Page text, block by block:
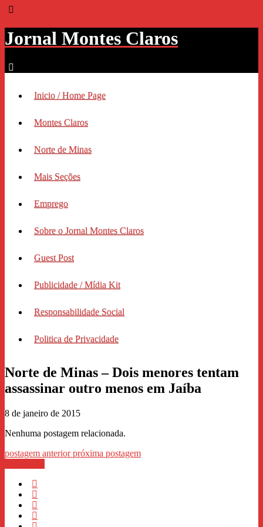
Jornal Montes Claros
Inicio / Home Page
Montes Claros
Norte de Minas
Mais Seções
Emprego
Sobre o Jornal Montes Claros
Guest Post
Publicidade / Mídia Kit
Responsabilidade Social
Politica de Privacidade
Norte de Minas – Dois menores tentam
assassinar outro menos em Jaíba
8 de janeiro de 2015
Nenhuma postagem relacionada.
postagem anteriorpróxima postagem